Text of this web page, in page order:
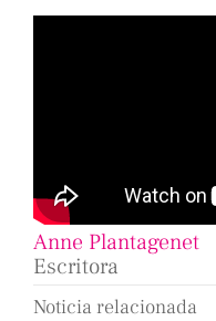
Anne Plantagenet
Escritora
Noticia relacionada